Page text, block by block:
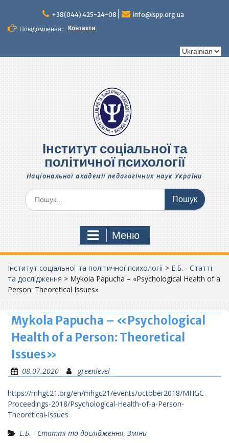
вмісту
+38(044) 425-24-08
info@ispp.org.ua
Повідомлення:
Контакти
Вибрати
Інститут соціальної та
політичної психології
Національної академії педагогічних наук України
Шукати:
Меню
Інститут соціальної та політичної психології > Е.Б. - Статті
та дослідження > Mykola Papucha – «Psychological Health of a
Person: Theoretical Issues»
Mykola Papucha – «Psychological
Health of a Person: Theoretical
Issues»
08.07.2020 greenlevel
https://mhgc21.org/en/mhgc21/events/october2018/MHGC-
Proceedings-2018/Psychological-Health-of-a-Person-
Theoretical-Issues
Е.Б. - Статті та дослідження, Зміни